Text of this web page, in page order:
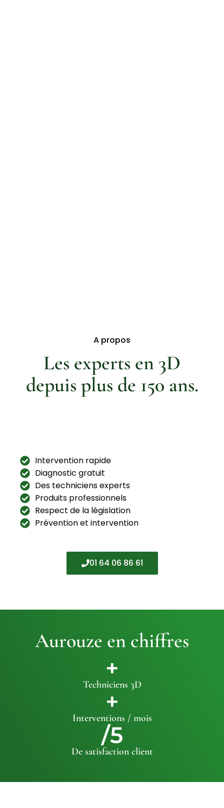
A propos
Les experts en 3D
depuis plus de 150 ans.
Intervention rapide
Diagnostic gratuit
Des techniciens experts
Produits professionnels
Respect de la législation
Prévention et intervention
01 64 06 86 61
Aurouze en chiffres
Techniciens 3D
+
Interventions / mois
+
De satisfaction client
/5